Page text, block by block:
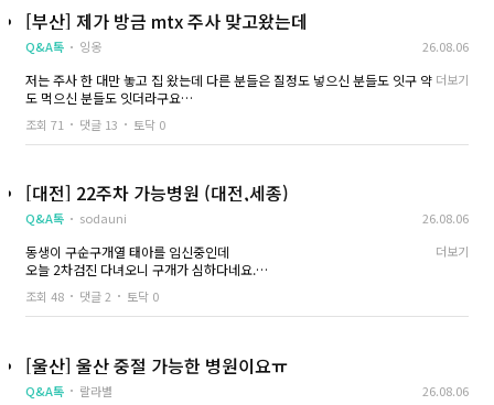
-난 근종도 있다고 해서 출혈이 평균보다 많을 가능성이 있어 지혈에 도움이
되는 영양제를 추가 해서 맞았다
-수술은 수면마취로 한다 수술이 끝나고도 회복실에 한참 있게 된다 혈압도
-자궁이 수축되는건지 쥐어 짜는 듯한 통증이 있어 누워 있기도 힘들었다
-시간이 지나면서 통증은 점점 줄고 출혈도 잡혀서 집으로 돌아왔다
-출혈은 며칠 더 이어졌지만 양은 많지 않고(생리 4-5일차 정도) 점점 줄어들
고 있는 중이다
[부산] 제가 방금 mtx 주사 맞고왔는데
Q&A톡 잉옹 26.08.06
저는 주사 한 대만 놓고 집 왔는데 다른 분들은 질정도 넣으신 분들도 잇구 약
도 먹으신 분들도 잇더라구요
주사 한 대만 놔도 괜찮은 거 겟죠..?! 아주 초기(4주)이긴 합니다
더보기
조회 71 댓글 13 토닥 0
[대전] 22주차 가능병원 (대전,세종)
Q&A톡 sodauni 26.08.06
동생이 구순구개열 태아를 임신중인데
오늘 2차검진 다녀오니 구개가 심하다네요.
혹시 중절가능한 병원있을까요?
주수가 많아서 가능한 곳이 있을런지ㅠ
더보기
조회 48 댓글 2 토닥 0
[울산] 울산 중절 가능한 병원이요ㅠ
Q&A톡 랄라별 26.08.06